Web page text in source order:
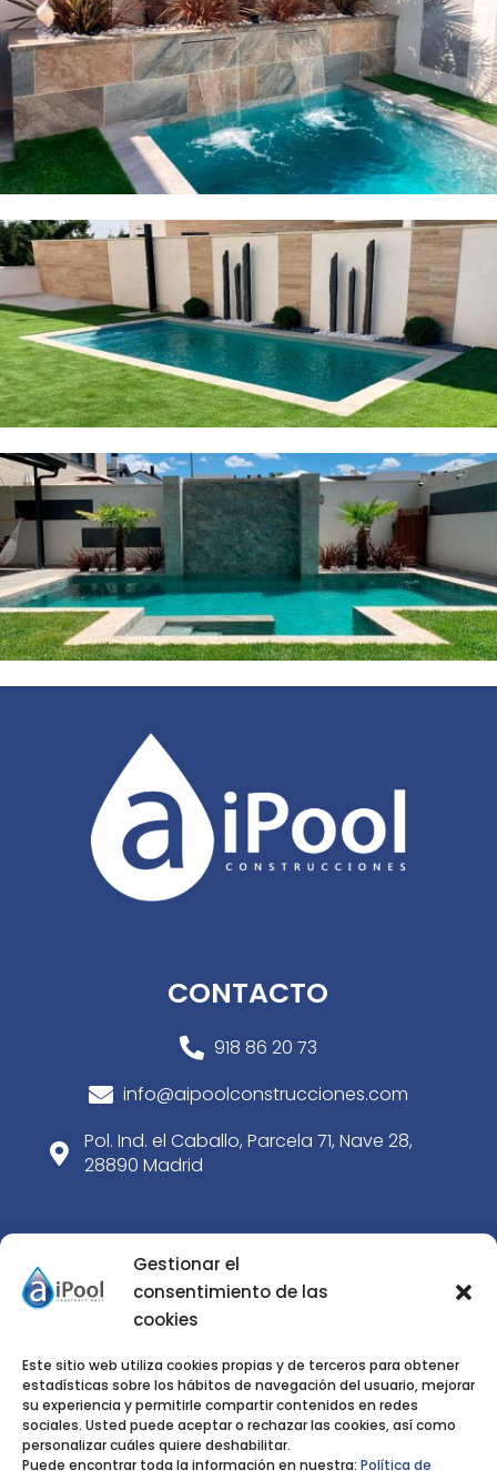
Gestionar el
consentimiento de las
cookies
Este sitio web utiliza cookies propias y de terceros para obtener
estadísticas sobre los hábitos de navegación del usuario, mejorar
su experiencia y permitirle compartir contenidos en redes
sociales. Usted puede aceptar o rechazar las cookies, así como
personalizar cuáles quiere deshabilitar.
Puede encontrar toda la información en nuestra: Política de
CONTACTO
 918 86 20 73
 info@aipoolconstrucciones.com

Pol. Ind. el Caballo, Parcela 71, Nave 28,
28890 Madrid
SERVICIOS
Construcción de piscinas de obra
5Paisajismo
5Rehabilitación de piscinas
5Tienda